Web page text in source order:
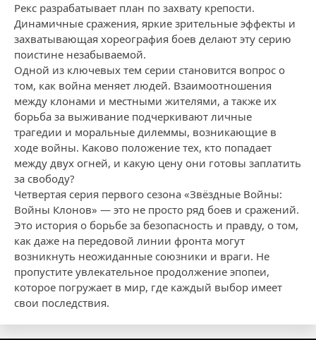
Рекс разрабатывает план по захвату крепости.
Динамичные сражения, яркие зрительные эффекты и
захватывающая хореография боев делают эту серию
поистине незабываемой.
Одной из ключевых тем серии становится вопрос о
том, как война меняет людей. Взаимоотношения
между клонами и местными жителями, а также их
борьба за выживание подчеркивают личные
трагедии и моральные дилеммы, возникающие в
ходе войны. Каково положение тех, кто попадает
между двух огней, и какую цену они готовы заплатить
за свободу?
Четвертая серия первого сезона «Звёздные Войны:
Войны Клонов» — это не просто ряд боев и сражений.
Это история о борьбе за безопасность и правду, о том,
как даже на передовой линии фронта могут
возникнуть неожиданные союзники и враги. Не
пропустите увлекательное продолжение эпопеи,
которое погружает в мир, где каждый выбор имеет
свои последствия.